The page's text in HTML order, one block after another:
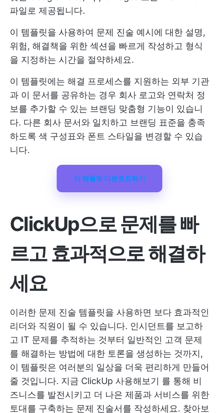
파일로 제공됩니다.
이 템플릿을 사용하여 문제 진술 예시에 대한 설명,
위험, 해결책을 위한 섹션을 빠르게 작성하고 형식
을 지정하는 시간을 절약하세요.
이 템플릿에는 해결 프로세스를 지원하는 외부 기관
과 이 문서를 공유하는 경우 회사 로고와 연락처 정
보를 추가할 수 있는 브랜딩 맞춤형 기능이 있습니
다. 다른 회사 문서와 일치하고 브랜딩 표준을 충족
하도록 색 구성표와 폰트 스타일을 변경할 수 있습
니다.
이 템플릿 다운로드하기
ClickUp으로 문제를 빠
르고 효과적으로 해결하
세요
이러한 문제 진술 템플릿을 사용하면 보다 효과적인
리더와 직원이 될 수 있습니다. 인시던트를 보고하
고 IT 문제를 추적하는 것부터 일반적인 고객 문제
를 해결하는 방법에 대한 토론을 생성하는 것까지,
이 템플릿은 여러분의 일상을 더욱 편리하게 만들어
줄 것입니다. 지금 ClickUp 사용해보기 를 통해 비
즈니스를 발전시키고 더 나은 제품과 서비스를 위한
토대를 구축하는 문제 진술서를 작성하세요. 찾아보